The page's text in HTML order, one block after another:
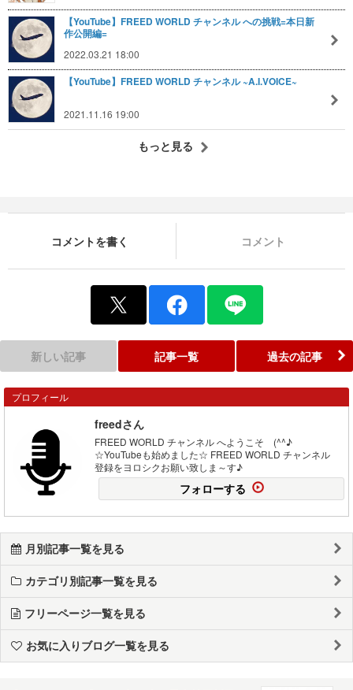
【YouTube】FREED WORLD チャンネル への挑戦=本日新
作公開編=
2022.03.21 18:00
【YouTube】FREED WORLD チャンネル ~A.I.VOICE~
2021.11.16 19:00
もっと見る
コメントを書く コメント
新しい記事 記事一覧 過去の記事
プロフィール
freedさん
FREED WORLD チャンネル へようこそ (^^♪
☆YouTubeも始めました☆ FREED WORLD チャンネル
登録をヨロシクお願い致しま～す♪
フォローする
月別記事一覧を見る
カテゴリ別記事一覧を見る
フリーページ一覧を見る
お気に入りブログ一覧を見る